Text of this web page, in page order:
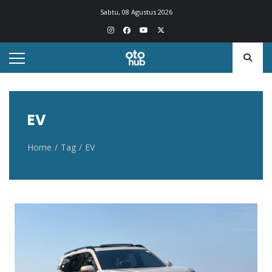
Sabtu, 08 Agustus 2026
Otohub.co
Portal berita otomotif Indonesia terkini
EV
Home Tag EV